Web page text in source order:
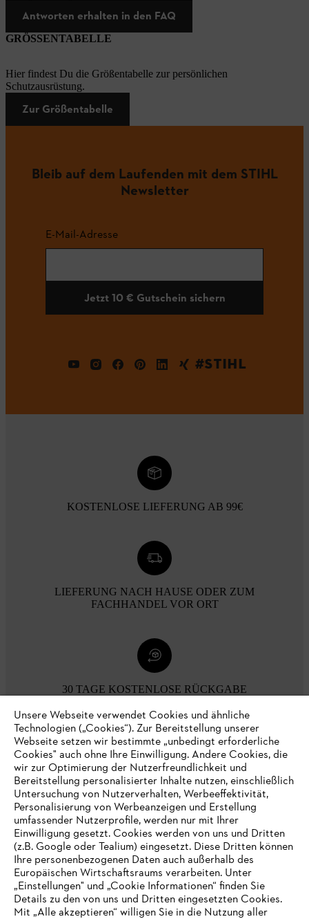
Antworten erhalten in den FAQ
GRÖSSENTABELLE
Hier findest Du die Größentabelle zur persönlichen
Schutzausrüstung.
Zur Größentabelle
Bleib auf dem Laufenden mit dem STIHL
Newsletter
E-Mail-Adresse
Jetzt 10 € Gutschein sichern
#STIHL
KOSTENLOSE LIEFERUNG AB 99€
LIEFERUNG NACH HAUSE ODER ZUM
FACHHANDEL VOR ORT
30 TAGE KOSTENLOSE RÜCKGABE
Zahlungsmöglichkeiten
Unternehmen
Unsere Webseite verwendet Cookies und ähnliche
Technologien („Cookies“). Zur Bereitstellung unserer
Webseite setzen wir bestimmte „unbedingt erforderliche
Cookies" auch ohne Ihre Einwilligung. Andere Cookies, die
wir zur Optimierung der Nutzerfreundlichkeit und
Bereitstellung personalisierter Inhalte nutzen, einschließlich
Untersuchung von Nutzerverhalten, Werbeeffektivität,
Personalisierung von Werbeanzeigen und Erstellung
umfassender Nutzerprofile, werden nur mit Ihrer
Einwilligung gesetzt. Cookies werden von uns und Dritten
(z.B. Google oder Tealium) eingesetzt. Diese Dritten können
Ihre personenbezogenen Daten auch außerhalb des
Europäischen Wirtschaftsraums verarbeiten. Unter
„Einstellungen" und „Cookie Informationen“ finden Sie
Details zu den von uns und Dritten eingesetzten Cookies.
Mit „Alle akzeptieren“ willigen Sie in die Nutzung aller